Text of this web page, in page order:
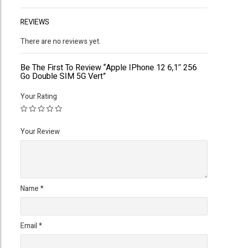
REVIEWS
There are no reviews yet.
Be The First To Review “Apple IPhone 12 6,1″ 256
Go Double SIM 5G Vert”
Your Rating
Your Review
Name*
Email*